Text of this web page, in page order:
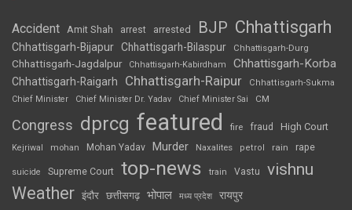
Accident Amit Shah arrest arrested BJP Chhattisgarh
Chhattisgarh-Bijapur Chhattisgarh-Bilaspur Chhattisgarh-Durg
Chhattisgarh-Jagdalpur Chhattisgarh-Kabirdham Chhattisgarh-Korba
Chhattisgarh-Raigarh Chhattisgarh-Raipur
Chhattisgarh-Sukma
Chief Minister
Chief Minister Dr. Yadav Chief Minister Sai CM
Congress dprcg featured fire fraud High Court
Kejriwal mohan Mohan Yadav Murder Naxalites petrol rain rape
suicide Supreme Court top-news train Vastu vishnu
Weather इंदौर छत्तीसगढ़ भोपाल मध्य प्रदेश रायपुर